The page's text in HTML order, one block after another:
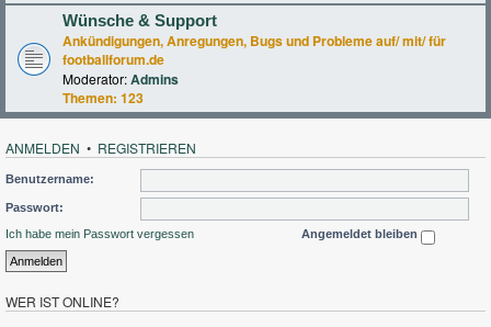
Wünsche & Support
Ankündigungen, Anregungen, Bugs und Probleme auf/ mit/ für
footballforum.de
Moderator:Admins
Themen: 123
ANMELDEN • REGISTRIEREN
Benutzername:
Passwort:
Ich habe mein Passwort vergessen
Angemeldet bleiben
WER IST ONLINE?